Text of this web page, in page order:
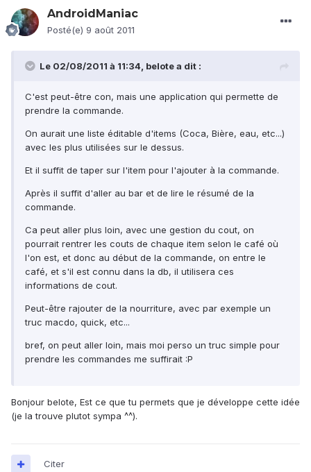
AndroidManiac
Posté(e) 9 août 2011
Le 02/08/2011 à 11:34, belote a dit :
C'est peut-être con, mais une application qui permette de
prendre la commande.
On aurait une liste éditable d'items (Coca, Bière, eau, etc...)
avec les plus utilisées sur le dessus.
Et il suffit de taper sur l'item pour l'ajouter à la commande.
Après il suffit d'aller au bar et de lire le résumé de la
commande.
Ca peut aller plus loin, avec une gestion du cout, on
pourrait rentrer les couts de chaque item selon le café où
l'on est, et donc au début de la commande, on entre le
café, et s'il est connu dans la db, il utilisera ces
informations de cout.
Peut-être rajouter de la nourriture, avec par exemple un
truc macdo, quick, etc...
bref, on peut aller loin, mais moi perso un truc simple pour
prendre les commandes me suffirait :P
Bonjour belote, Est ce que tu permets que je développe cette idée
(je la trouve plutot sympa ^^).
Citer